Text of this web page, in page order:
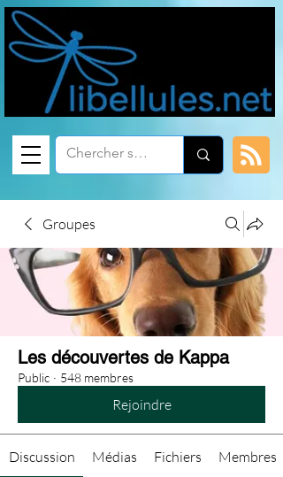
Groupes
Les découvertes de Kappa
Public · 548 membres
Rejoindre
Discussion Médias Fichiers Membres